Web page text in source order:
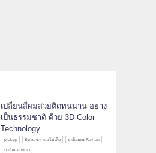
เปลี่ยนสีผมสวยติดทนนาน อย่าง
เป็นธรรมชาติ ด้วย 3D Color
Technology
pickup ปิดผมขาวผมไม่เสีย
ยาย้อมผมRevlon
ยาย้อมผมขาว